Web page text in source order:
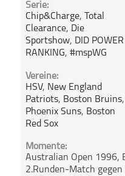
Serie:
Chip&Charge, Total
Clearance, Die
Sportshow, DID POWER
RANKING,#mspWG
Vereine:
HSV, New England
Patriots, Boston Bruins,
Phoenix Suns, Boston
Red Sox
Momente:
Australian Open 1996,
2.Runden-Match gegen